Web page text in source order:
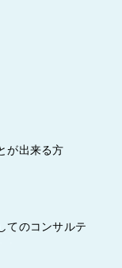
が出来る方
てのコンサルテ